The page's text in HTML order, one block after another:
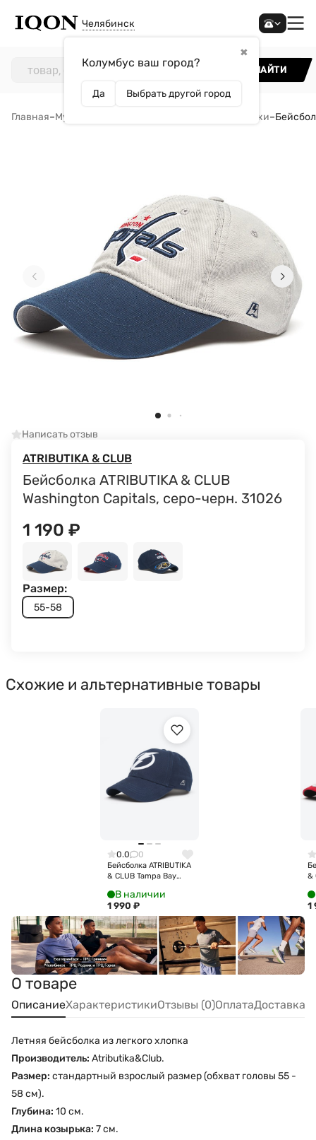
Челябинск
✖
Колумбус ваш город?
Да Выбрать другой город
НАЙТИ
Главная–Мужчинам Кепки и бейсболки–
Написать отзыв
ATRIBUTIKA & CLUB
Бейсболка ATRIBUTIKA & CLUB
Washington Capitals, серо-черн. 31026
1 190 ₽
55-58
Размер:
Схожие и альтернативные товары
0.0 0
Бейсболка ATRIBUTIKA
& CLUB Tampa Bay
31137
В наличии
1 990 ₽
&
1
О товаре
ОписаниеХарактеристикиОтзывы (0)ОплатаДоставка
Летняя бейсболка из легкого хлопка
Производитель: Atributika&Club.
Размер: стандартный взрослый размер (обхват головы 55 -
58 см).
Глубина: 10 см.
Длина козырька: 7 см.